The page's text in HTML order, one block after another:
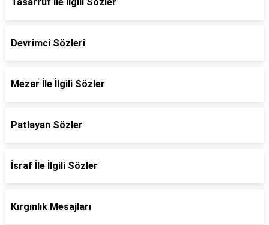
Devrimci Sözleri
Mezar İle İlgili Sözler
Patlayan Sözler
İsraf İle İlgili Sözler
Kırgınlık Mesajları